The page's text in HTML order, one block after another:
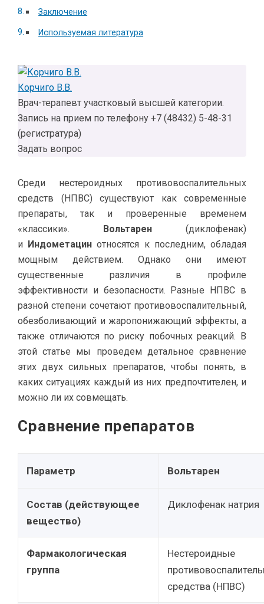
Заключение
Используемая литература
Корчиго В.В.
Врач-терапевт участковый высшей категории.
Запись на прием по телефону +7 (48432) 5-48-31
(регистратура)
Задать вопрос
Среди нестероидных противовоспалительных
средств (НПВС) существуют как современные
препараты, так и проверенные временем
«классики». Вольтарен (диклофенак)
и Индометацин относятся к последним, обладая
мощным действием. Однако они имеют
существенные различия в профиле
эффективности и безопасности. Разные НПВС в
разной степени сочетают противовоспалительный,
обезболивающий и жаропонижающий эффекты, а
также отличаются по риску побочных реакций. В
этой статье мы проведем детальное сравнение
этих двух сильных препаратов, чтобы понять, в
каких ситуациях каждый из них предпочтителен, и
можно ли их совмещать.
Сравнение препаратов
Параметр Вольтарен
Состав (действующее
вещество)
Диклофенак натрия
Фармакологическая
группа
Нестероидные
средства (НПВС)